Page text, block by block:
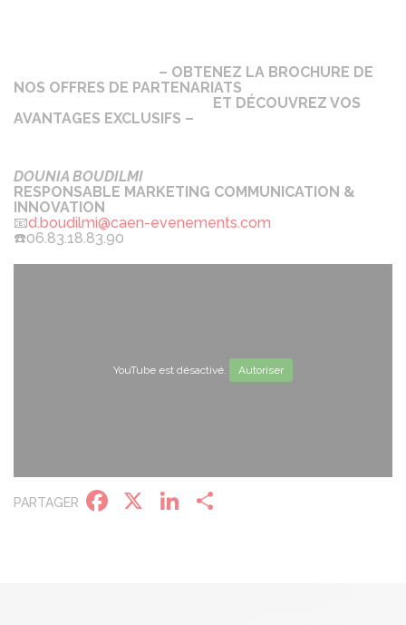
– OBTENEZ LA BROCHURE DE
NOS OFFRES DE PARTENARIATS
ET DÉCOUVREZ VOS
AVANTAGES EXCLUSIFS –
DOUNIA BOUDILMI
RESPONSABLE MARKETING COMMUNICATION &
INNOVATION
📧d.boudilmi@caen-evenements.com
☎️06.83.18.83.90
YouTube est désactivé. Autoriser
PARTAGER Facebook
X LinkedIn